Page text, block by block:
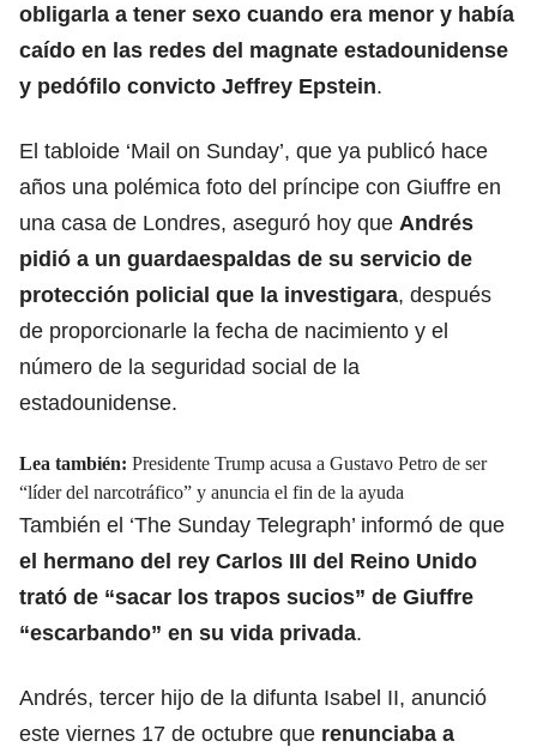
obligarla a tener sexo cuando era menor y había
caído en las redes del magnate estadounidense
y pedófilo convicto Jeffrey Epstein.
El tabloide ‘Mail on Sunday’, que ya publicó hace
años una polémica foto del príncipe con Giuffre en
una casa de Londres, aseguró hoy que Andrés
pidió a un guardaespaldas de su servicio de
protección policial que la investigara, después
de proporcionarle la fecha de nacimiento y el
número de la seguridad social de la
estadounidense.
Lea también: Presidente Trump acusa a Gustavo Petro de ser
“líder del narcotráfico” y anuncia el fin de la ayuda
También el ‘The Sunday Telegraph’ informó de que
el hermano del rey Carlos III del Reino Unido
trató de “sacar los trapos sucios” de Giuffre
“escarbando” en su vida privada.
Andrés, tercer hijo de la difunta Isabel II, anunció
este viernes 17 de octubre que renunciaba a